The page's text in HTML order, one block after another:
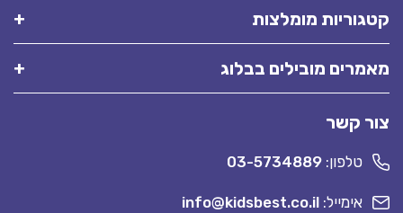
קטגוריות מומלצות
מאמרים מובילים בבלוג
צור קשר
טלפון: 03-5734889
אימייל: info@kidsbest.co.il